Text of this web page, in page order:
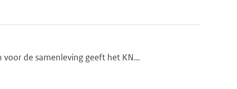
de samenleving geeft het KN...